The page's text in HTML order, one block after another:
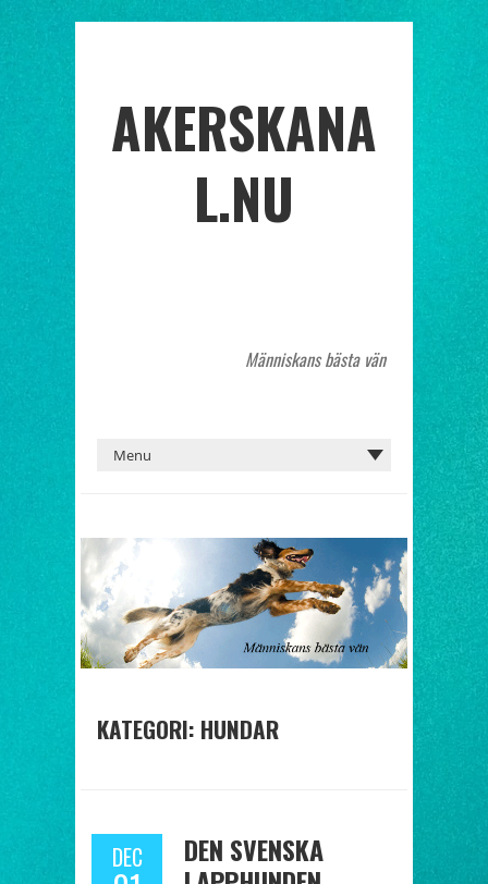
AKERSKANA
L.NU
Människans bästa vän
KATEGORI: HUNDAR
DEC
DEN SVENSKA